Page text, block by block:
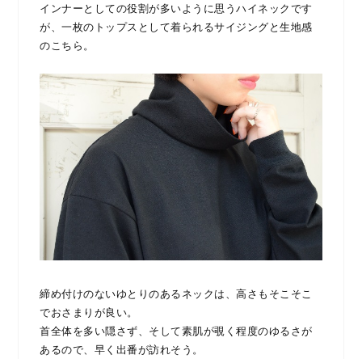
インナーとしての役割が多いように思うハイネックです
が、一枚のトップスとして着られるサイジングと生地感
のこちら。
締め付けのないゆとりのあるネックは、高さもそこそこ
でおさまりが良い。
首全体を多い隠さず、そして素肌が覗く程度のゆるさが
あるので、早く出番が訪れそう。